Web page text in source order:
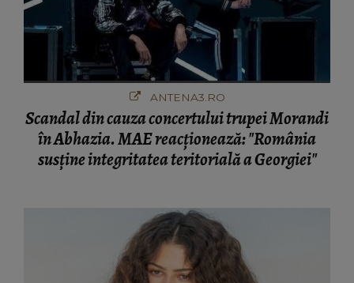
ANTENA3.RO
Scandal din cauza concertului trupei Morandi
în Abhazia. MAE reacționează: "România
susține integritatea teritorială a Georgiei"